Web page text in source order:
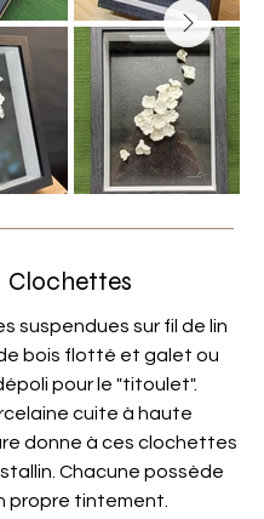
Clochettes
suspendues sur fil de lin
bois flotté et galet ou
pour le "titoulet".
cuite à haute
donne à ces clochettes
Chacune possède
propre tintement.